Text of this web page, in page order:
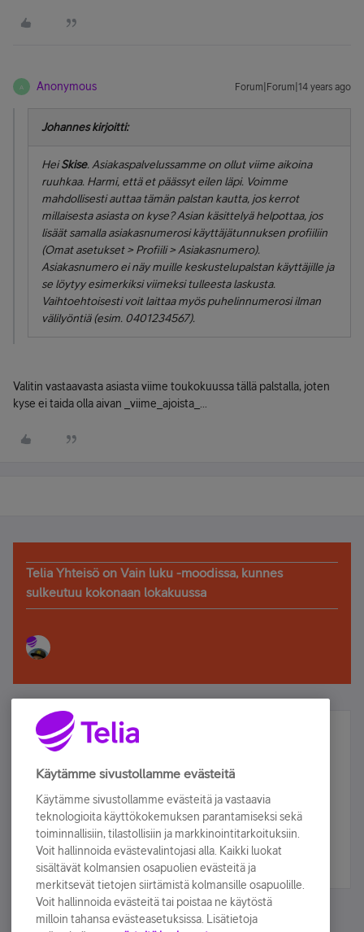
A Anonymous Forum|Forum|14 years ago
Johannes kirjoitti:
HeiSkise. Asiakaspalvelussamme on ollut viime aikoina
ruuhkaa. Harmi, että et päässyt eilen läpi. Voimme
mahdollisesti auttaa tämän palstan kautta, jos kerrot
millaisesta asiasta on kyse? Asian käsittelyä helpottaa, jos
lisäät samalla asiakasnumerosi käyttäjätunnuksen profiiliin
(Omat asetukset > Profiili > Asiakasnumero).
Asiakasnumero ei näy muille keskustelupalstan käyttäjille ja
se löytyy esimerkiksi viimeksi tulleesta laskusta.
Vaihtoehtoisesti voit laittaa myös puhelinnumerosi ilman
välilyöntiä (esim. 0401234567).
Valitin vastaavasta asiasta viime toukokuussa tällä palstalla, joten
kyse ei taida olla aivan _viime_ajoista_...
Telia Yhteisö on Vain luku -moodissa, kunnes
sulkeutuu kokonaan lokakuussa
Älä jää paitsi – osallistu ja voita!
Tilaa Telian uutiskirje ja olet mukana arvonnassa.
sähköpostiisi.
Tilaa nyt
Käytämme sivustollamme evästeitä
Käytämme sivustollamme evästeitä ja vastaavia
teknologioita käyttökokemuksen parantamiseksi sekä
toiminnallisiin, tilastollisiin ja markkinointitarkoituksiin.
Voit hallinnoida evästevalintojasi alla. Kaikki luokat
sisältävät kolmansien osapuolien evästeitä ja
merkitsevät tietojen siirtämistä kolmansille osapuolille.
Voit hallinnoida evästeitä tai poistaa ne käytöstä
milloin tahansa evästeasetuksissa. Lisätietoja